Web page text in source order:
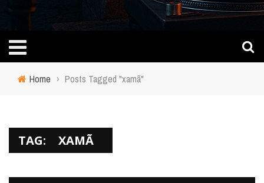
Home › Posts Tagged "xamã"
TAG: XAMÃ